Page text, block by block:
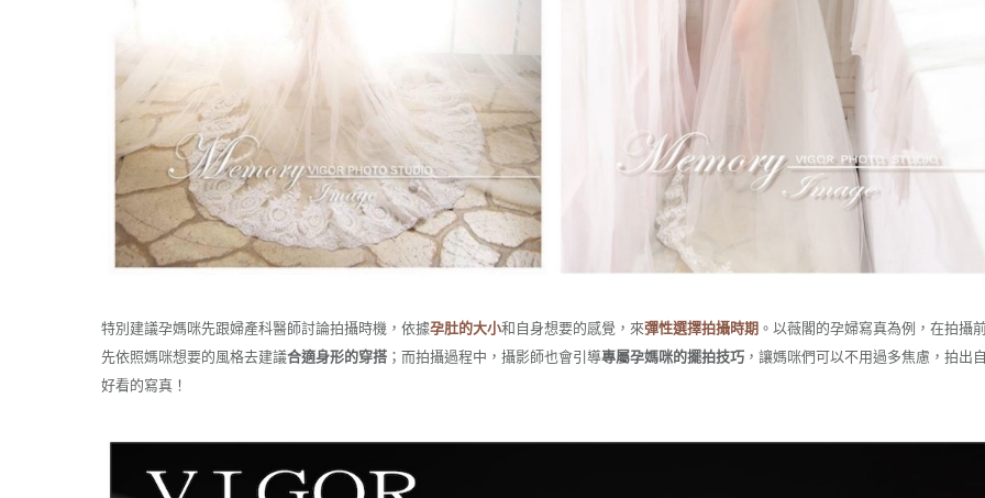
特別建議孕媽咪先跟婦產科醫師討論拍攝時機，依據孕肚的大小和自身想要的感覺，來彈性選擇拍攝時期 。以薇閣的孕婦寫真為例，在拍攝
先依照媽咪想要的風格去建議合適身形的穿搭 ；而拍攝過程中，攝影師也會引導專屬孕媽咪的擺拍技巧 ，讓媽咪們可以不用過多焦慮，拍出
好看的寫真！